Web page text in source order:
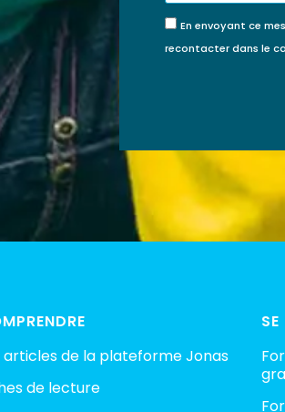
En envoyant ce
recontacter dans le
articles de la plateforme Jonas
de lecture
SE